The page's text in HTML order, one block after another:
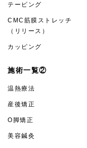
テーピング
CMC筋膜ストレッチ
（リリース）
カッピング
施術一覧②
温熱療法
産後矯正
O脚矯正
美容鍼灸